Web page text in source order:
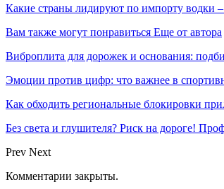
Какие страны лидируют по импорту водки –
Вам также могут понравиться Еще от автора
Виброплита для дорожек и основания:
Эмоции против цифр: что важнее в
Как обходить региональные блокировки
Без света и глушителя? Риск на дороге!
Prev Next
Комментарии закрыты.